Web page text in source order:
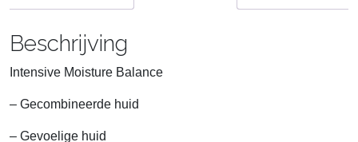
Beschrijving
Intensive Moisture Balance
– Gecombineerde huid
– Gevoelige huid